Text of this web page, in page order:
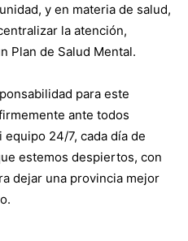
y en materia de salud,
la atención,
Plan de Salud Mental.
para este
ante todos
24/7, cada día de
estemos despiertos, con
dejar una provincia mejor